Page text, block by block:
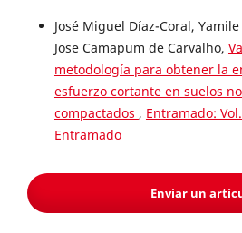
José Miguel Díaz-Coral,
Jose Camapum de Carvalho,
metodología para obtener la
esfuerzo cortante en suelos
compactados , Entramado:
Entramado
Enviar un